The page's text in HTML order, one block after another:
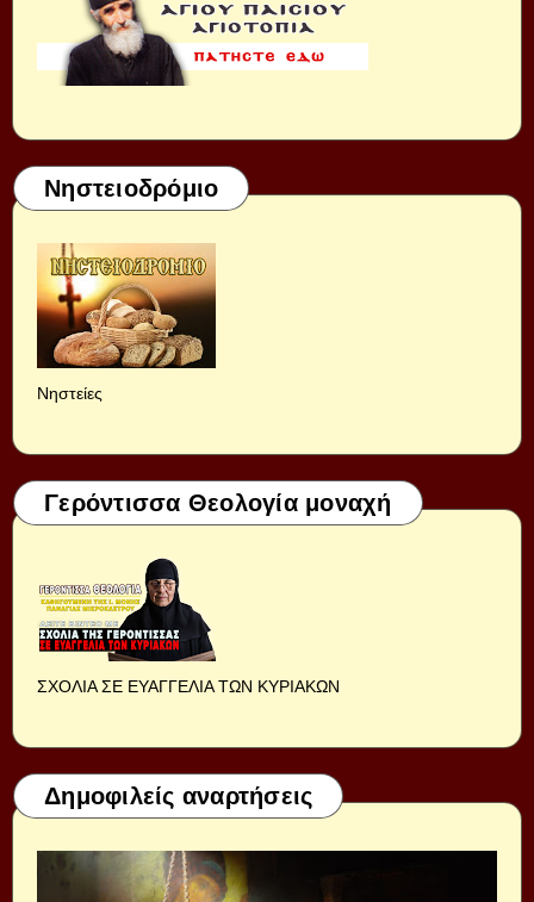
Νηστειοδρόμιο
Νηστείες
Γερόντισσα Θεολογία μοναχή
ΣΧΟΛΙΑ ΣΕ ΕΥΑΓΓΕΛΙΑ ΤΩΝ ΚΥΡΙΑΚΩΝ
Δημοφιλείς αναρτήσεις